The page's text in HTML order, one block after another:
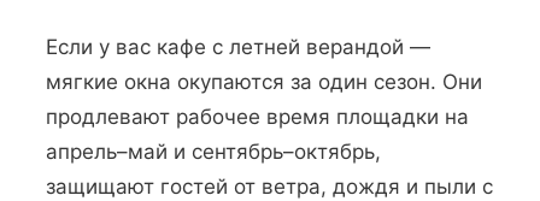
Если у вас кафе с летней верандой —
мягкие окна окупаются за один сезон. Они
продлевают рабочее время площадки на
апрель–май и сентябрь–октябрь,
защищают гостей от ветра, дождя и пыли с